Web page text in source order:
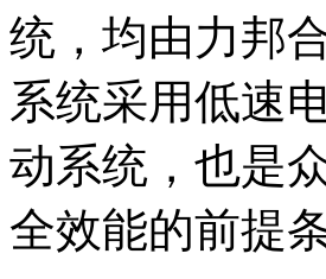
统，均由力邦
系统采用低速
动系统，也是
全效能的前提条